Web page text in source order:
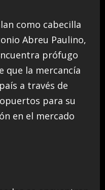
como cabecilla
Abreu Paulino,
prófugo
que la mercancía
a través de
para su
en el mercado